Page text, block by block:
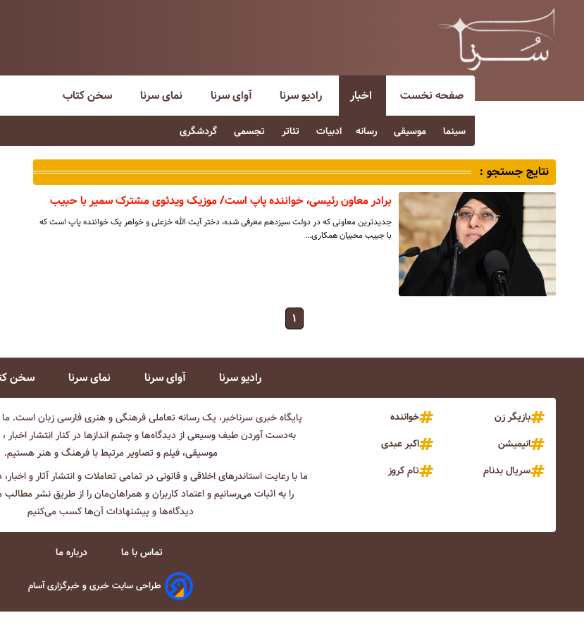
صفحه نخست اخبار
سینما موسیقی رسانه ادبیات تئاتر تجسمی گردشگری
رادیو سرنا آوای سرنا نمای سرنا سخن کتاب
نتایج جستجو :
برادر معاون رئیسی، خواننده پاپ است/ موزیک ویدئوی مشترک سمیر با حبیب
جدیدترین معاونی که در دولت سیزدهم معرفی شده، دختر آیت الله خزعلی و خواهر یک خواننده پاپ است که
با جبیب محبیان همکاری…
۱
رادیو سرنا آوای سرنا نمای سرنا سخن
بازیگر زن
خواننده
انیمیشن
اکبر عبدی
سریال بدنام
تام کروز
پایگاه خبری سرناخبر، یک رسانه تعاملی فرهنگی و هنری فارسی زبان است.
به‌دست آوردن طیف وسیعی از دیدگاه‌ها و چشم انداز‌ها در کنار انتشار اخبار ،
موسیقی، فیلم و تصاویر مرتبط با فرهنگ و هنر هستیم.
ما با رعایت استاندرهای اخلاقی و قانونی در تمامی تعاملات و انتشار آثار و
را به اثبات می‌رسانیم و اعتماد کاربران و همراهان‌مان را از طریق نشر
دیدگاه‌ها و پیشنهادات آن‌ها کسب می‌کنیم
تماس با ما درباره ما
طراحی سایت خبری و خبرگزاری آسام